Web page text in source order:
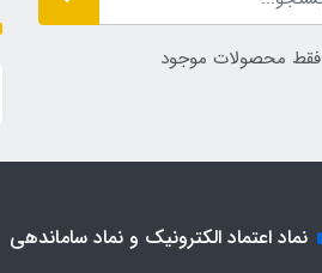
فقط محصولات موجود
نماد اعتماد الکترونیک و نماد ساماندهی